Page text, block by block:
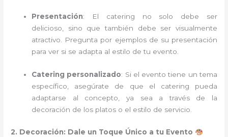
Presentación: El catering no solo debe ser
delicioso, sino que también debe ser visualmente
atractivo. Pregunta por ejemplos de su presentación
para ver si se adapta al estilo de tu evento.
Catering personalizado: Si el evento tiene un tema
específico, asegúrate de que el catering pueda
adaptarse al concepto, ya sea a través de la
decoración de los platos o el estilo de servicio.
2. Decoración: Dale un Toque Único a tu Evento